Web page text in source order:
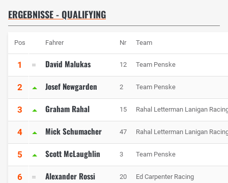
ERGEBNISSE - QUALIFYING
Pos Fahrer Nr Team
1 David Malukas 12 Team Penske
2 Josef Newgarden 2 Team Penske
3 Graham Rahal 15 Rahal Letterman Lanigan
4 Mick Schumacher 47 Rahal Letterman Lanigan
5 Scott McLaughlin 3 Team Penske
6 Alexander Rossi 20 Ed Carpenter Racing